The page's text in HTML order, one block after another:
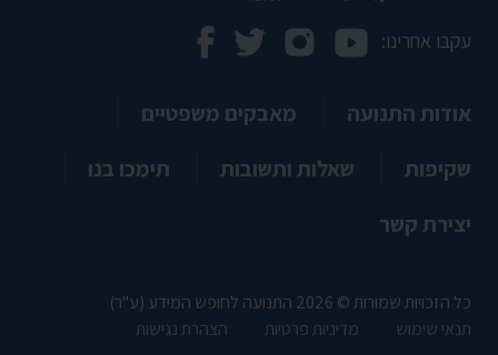
עקבו אחרינו:
אודות התנועה
מאבקים משפטיים
שקיפות
שאלות ותשובות
תימכו בנו
יצירת קשר
כל הזכויות שמורות © 2026 התנועה לחופש המידע (ע"ר)
תנאי שימוש
מדיניות פרטיות הצהרת נגישות